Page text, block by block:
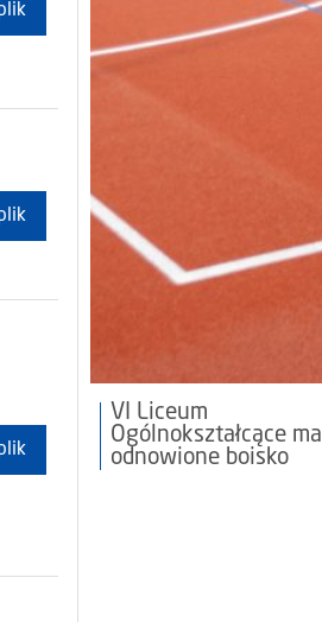
VI Liceum
Ogólnokształcące ma
odnowione boisko